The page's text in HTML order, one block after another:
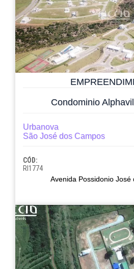
Condominio
Urbanova
São José dos Campos
CÓD:
RI1774
Avenida Possidonio José